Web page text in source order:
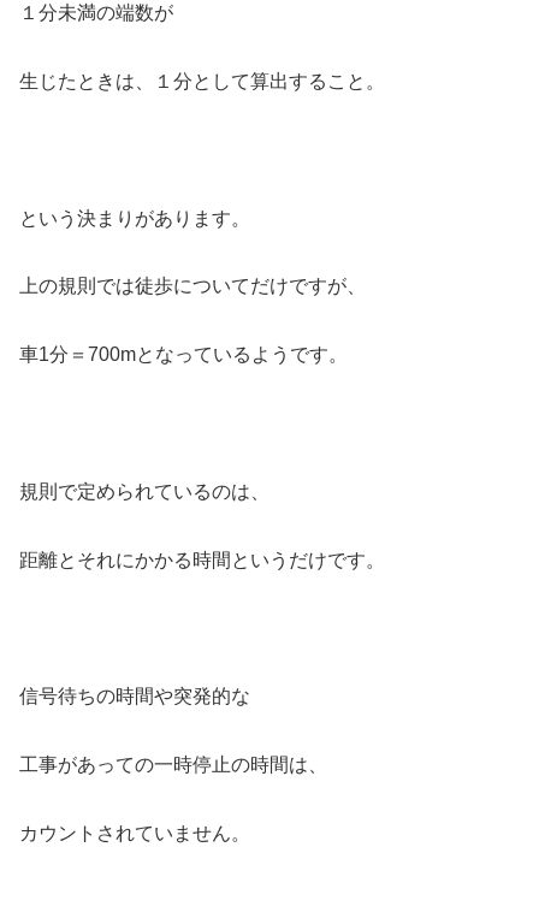
１分未満の端数が
生じたときは、１分として算出すること。
という決まりがあります。
上の規則では徒歩についてだけですが、
車1分＝700mとなっているようです。
規則で定められているのは、
距離とそれにかかる時間というだけです。
信号待ちの時間や突発的な
工事があっての一時停止の時間は、
カウントされていません。